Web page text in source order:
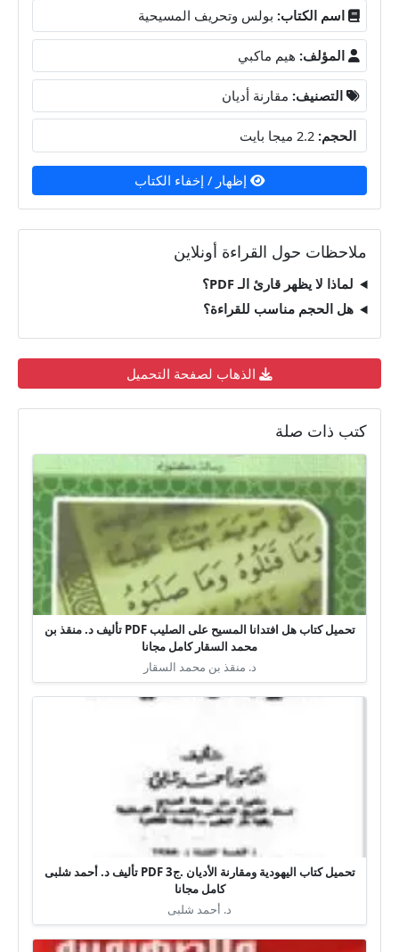
اسم الكتاب: بولس وتحريف المسيحية
المؤلف: هيم ماكبي
التصنيف: مقارنة أديان
الحجم:
إظهار / إخفاء الكتاب
ملاحظات حول القراءة أونلاين
لماذا لا يظهر قارئ الـ PDF؟
هل الحجم مناسب للقراءة؟
الذهاب لصفحة التحميل
كتب ذات صلة
تحميل كتاب هل افتدانا المسيح على الصليب PDF تأليف د. منقذ بن
محمد السقار كامل مجانا
د. منقذ بن محمد السقار
تحميل كتاب اليهودية ومقارنة الأديان .ج3 PDF تأليف د. أحمد شلبى
كامل مجانا
د. أحمد شلبى